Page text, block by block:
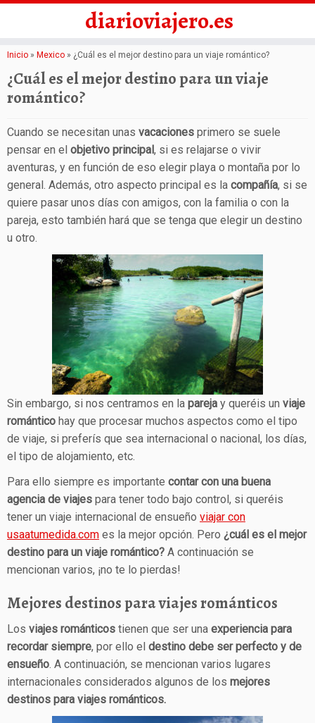
Saltar
contenido
diarioviajero.es
Inicio » Mexico » ¿Cuál es el mejor destino para un viaje romántico?
¿Cuál es el mejor destino para un viaje
romántico?
Cuando se necesitan unas vacaciones primero se suele
pensar en el objetivo principal, si es relajarse o vivir
aventuras, y en función de eso elegir playa o montaña por lo
general. Además, otro aspecto principal es la compañía, si se
quiere pasar unos días con amigos, con la familia o con la
pareja, esto también hará que se tenga que elegir un destino
u otro.
Sin embargo, si nos centramos en la pareja y queréis un viaje
romántico hay que procesar muchos aspectos como el tipo
de viaje, si preferís que sea internacional o nacional, los días,
el tipo de alojamiento, etc.
Para ello siempre es importante contar con una buena
agencia de viajes para tener todo bajo control, si queréis
tener un viaje internacional de ensueño viajar con
usaatumedida.com es la mejor opción. Pero ¿cuál es el mejor
destino para un viaje romántico? A continuación se
mencionan varios, ¡no te lo pierdas!
Mejores destinos para viajes románticos
Los viajes románticos tienen que ser una experiencia para
recordar siempre, por ello el destino debe ser perfecto y de
ensueño. A continuación, se mencionan varios lugares
internacionales considerados algunos de los mejores
destinos para viajes románticos.